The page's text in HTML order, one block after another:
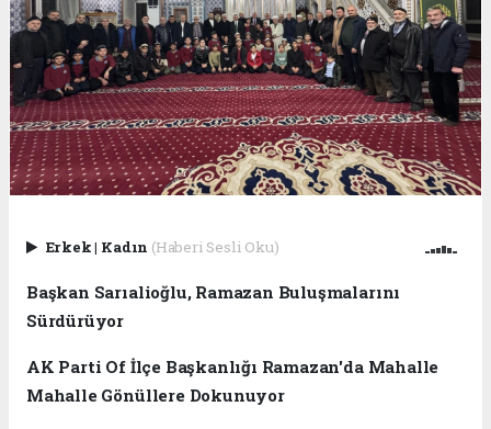
Erkek| Kadın (Haberi Sesli Oku)
Başkan Sarıalioğlu, Ramazan Buluşmalarını
Sürdürüyor
AK Parti Of İlçe Başkanlığı Ramazan'da Mahalle
Mahalle Gönüllere Dokunuyor